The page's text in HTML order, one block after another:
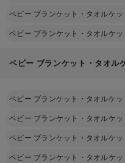
ベビー ブランケット・タオルケッ
ベビー ブランケット・タオルケッ
ベビー ブランケット・タオル
ベビー ブランケット・タオルケッ
ベビー ブランケット・タオルケッ
ベビー ブランケット・タオルケッ
ベビー ブランケット・タオルケッ